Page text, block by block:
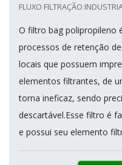
FLUXO FILTRAÇÃO
O filtro bag polipropileno
processos de retenção
locais que possuem
elementos filtrantes, de
torna ineficaz, sendo
descartável.Esse filtro é
e possui seu elemento